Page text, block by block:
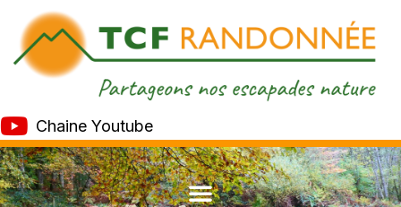
Chaine Youtube